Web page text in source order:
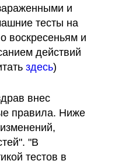
и
тесты на
воскресеньям и
действий
здесь)
внес
правила. Ниже
"В
тестов в